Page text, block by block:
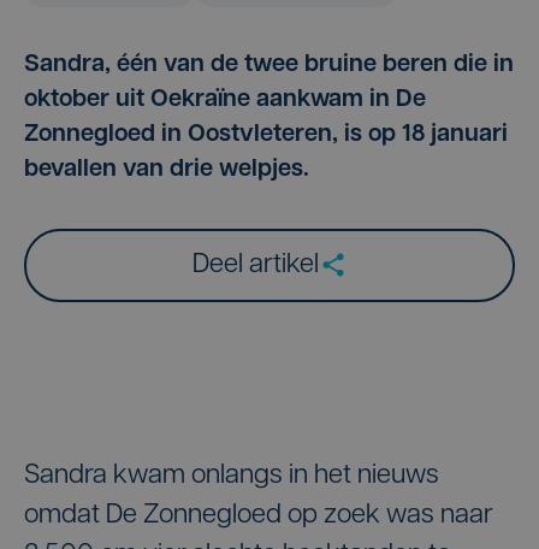
Sandra, één van de twee bruine beren die in
oktober uit Oekraïne aankwam in De
Zonnegloed in Oostvleteren, is op 18 januari
bevallen van drie welpjes.
Deel artikel
Sandra kwam onlangs in het nieuws
omdat De Zonnegloed op zoek was naar